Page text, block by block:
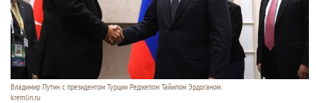
Владимир Путин с президентом Турции Реджепом Тайипом Эрдоганом.
kremlin.ru